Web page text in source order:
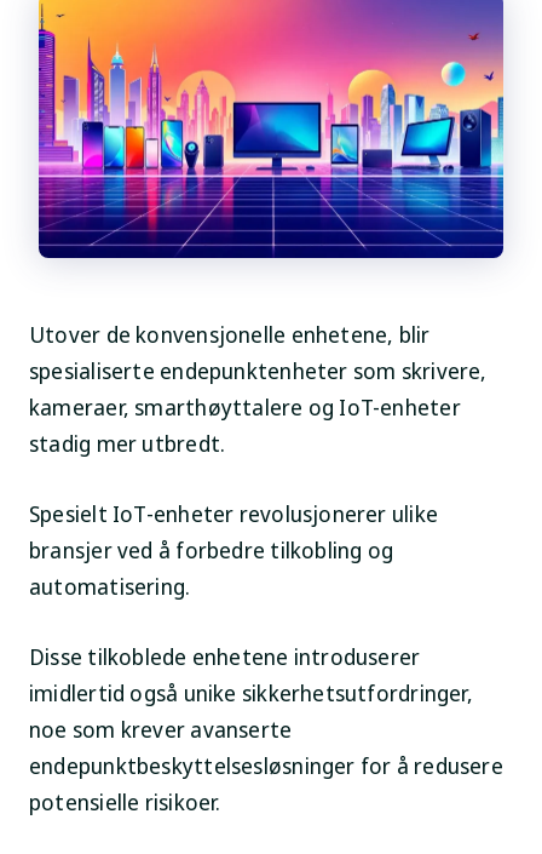
Utover de konvensjonelle enhetene, blir
spesialiserte endepunktenheter som skrivere,
kameraer, smarthøyttalere og IoT-enheter
stadig mer utbredt.
Spesielt IoT-enheter revolusjonerer ulike
bransjer ved å forbedre tilkobling og
automatisering.
Disse tilkoblede enhetene introduserer
imidlertid også unike sikkerhetsutfordringer,
noe som krever avanserte
endepunktbeskyttelsesløsninger for å redusere
potensielle risikoer.